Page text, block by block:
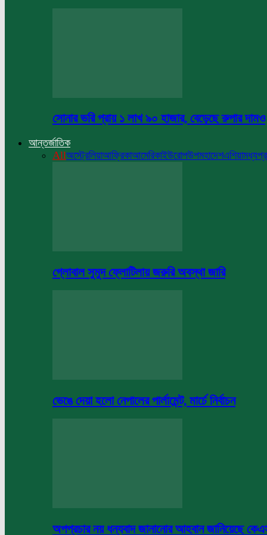
সোনার ভরি প্রায় ১ লাখ ৯০ হাজার, বেড়েছে রুপার দামও
আন্তর্জাতিক
Allঅস্ট্রেলিয়াআফ্রিকাআমেরিকাইউরোপউপমহাদেশএশিয়া
গ্লোবাল সুমুদ ফ্লোটিলায় জরুরি অবস্থা জারি
ভেঙে দেয়া হলো নেপালের পার্লামেন্ট, মার্চে নির্বাচন
অপপ্রচার নয় ধন্যবাদ জানানোর আহবান জানিয়েছে